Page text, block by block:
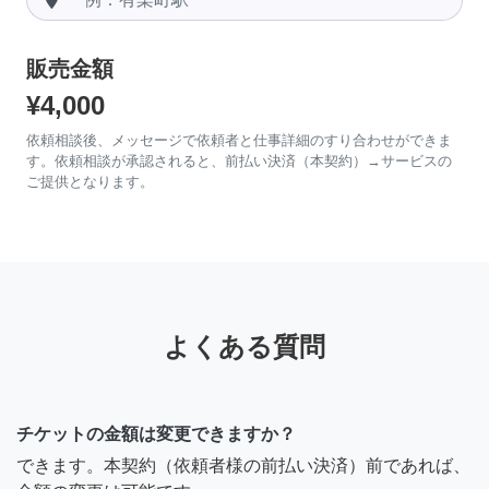
販売金額
¥4,000
依頼相談後、メッセージで依頼者と仕事詳細のすり合わせができま
す。依頼相談が承認されると、前払い決済（本契約）→サービスの
ご提供となります。
よくある質問
チケットの金額は変更できますか？
できます。本契約（依頼者様の前払い決済）前であれば、